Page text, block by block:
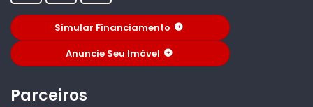
Simular Financiamento
Anuncie Seu Imóvel
Parceiros